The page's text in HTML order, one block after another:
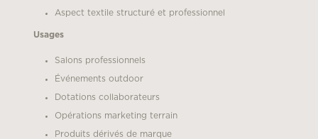
Aspect textile structuré et professionnel
Usages
Salons professionnels
Événements outdoor
Dotations collaborateurs
Opérations marketing terrain
Produits dérivés de marque